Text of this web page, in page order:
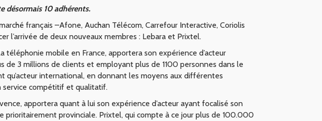
désormais 10 adhérents.
français –Afone, Auchan Télécom, Carrefour Interactive, Coriolis
l’arrivée de deux nouveaux membres : Lebara et Prixtel.
mobile en France, apportera son expérience d’acteur
de 3 millions de clients et employant plus de 1100 personnes dans le
qu’acteur international, en donnant les moyens aux différentes
service compétitif et qualitatif.
apportera quant à lui son expérience d’acteur ayant focalisé son
provinciale. Prixtel, qui compte à ce jour plus de 100.000